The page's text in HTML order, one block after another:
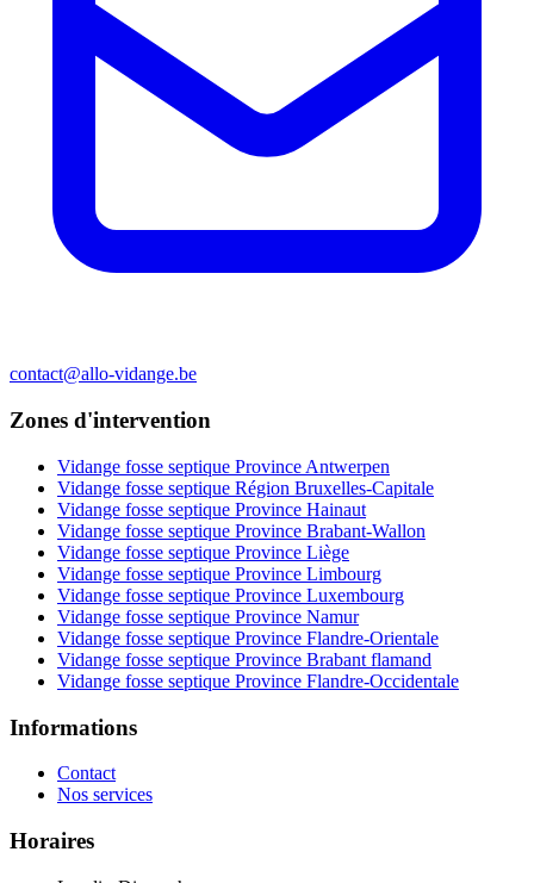
contact@allo-vidange.be
Zones d'intervention
Vidange fosse septique Province Antwerpen
Vidange fosse septique Région Bruxelles-Capitale
Vidange fosse septique Province Hainaut
Vidange fosse septique Province Brabant-Wallon
Vidange fosse septique Province Liège
Vidange fosse septique Province Limbourg
Vidange fosse septique Province Luxembourg
Vidange fosse septique Province Namur
Vidange fosse septique Province Flandre-Orientale
Vidange fosse septique Province Brabant flamand
Vidange fosse septique Province Flandre-Occidentale
Informations
Contact
Nos services
Horaires